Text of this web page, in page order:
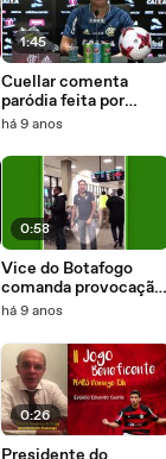
1:45
Cuellar comenta
paródia feita por
torcedores e diz que a
cobrar
há 9 anos
0:58
Vice do Botafogo
comanda provocação
a time Sub-20 do
há 9 anos
0:26